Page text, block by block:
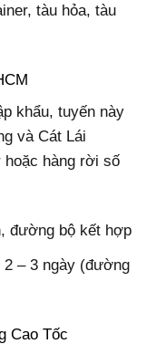
tàu hỏa, tàu
khẩu, tuyến này
và Cát Lái
hoặc hàng rời số
đường bộ kết hợp
– 3 ngày (đường
Cao Tốc